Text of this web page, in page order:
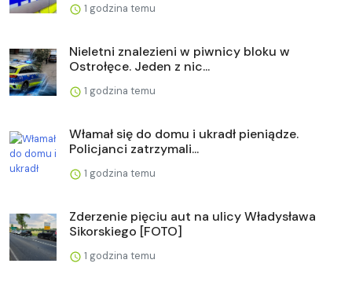
1 godzina temu
Nieletni znalezieni w piwnicy bloku w
Ostrołęce. Jeden z nic...
1 godzina temu
Włamał się do domu i ukradł pieniądze.
Policjanci zatrzymali...
1 godzina temu
Zderzenie pięciu aut na ulicy Władysława
Sikorskiego [FOTO]
1 godzina temu